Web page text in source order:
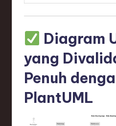
Diagram
yang
Penuh
PlantUML